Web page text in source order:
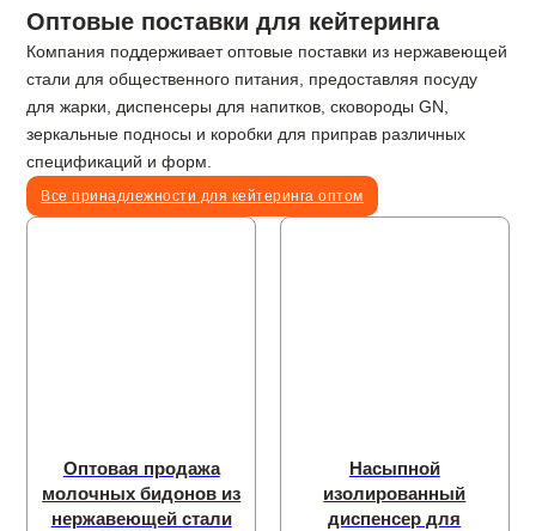
Оптовые поставки для кейтеринга
Компания поддерживает оптовые поставки из нержавеющей
стали для общественного питания, предоставляя посуду
для жарки, диспенсеры для напитков, сковороды GN,
зеркальные подносы и коробки для приправ различных
спецификаций и форм.
Все принадлежности для кейтеринга оптом
Оптовая продажа
молочных бидонов из
нержавеющей стали
Насыпной
изолированный
диспенсер для